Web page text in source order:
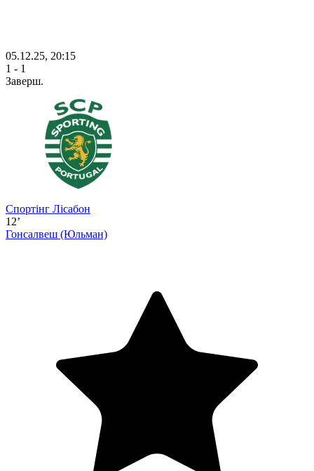
05.12.25, 20:15
1 - 1
Заверш.
Спортінг Лісабон
12’
Гонсалвеш (Юльман)